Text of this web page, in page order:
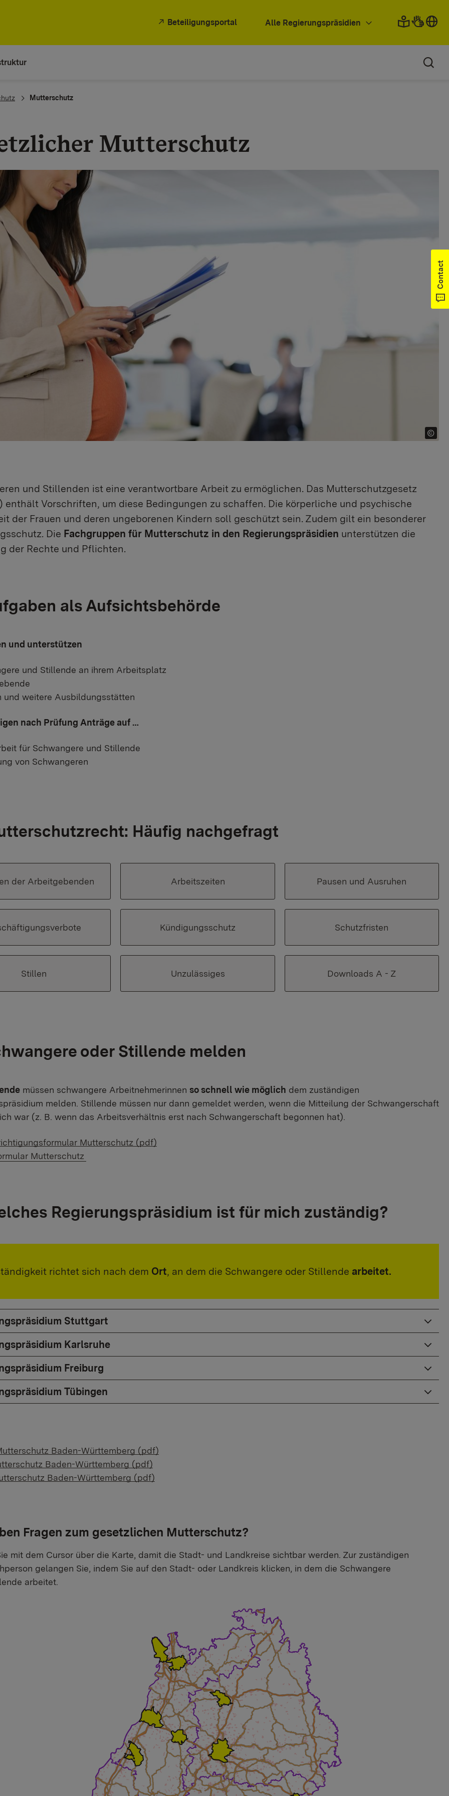
Beteiligungsportal Alle Regierungspräsidien
Mutterschutz
Mutterschutz
und Stillenden ist eine verantwortbare Arbeit zu ermöglichen. Das Mutterschutzgesetz
enthält Vorschriften, um diese Bedingungen zu schaffen. Die körperliche und psychische
der Frauen und deren ungeborenen Kindern soll geschützt sein. Zudem gilt ein besonderer
Die Fachgruppen für Mutterschutz in den Regierungspräsidien unterstützen die
der Rechte und Pflichten.
als Aufsichtsbehörde
und unterstützen
und Stillende an ihrem Arbeitsplatz
und weitere Ausbildungsstätten
nach Prüfung Anträge auf …
für Schwangere und Stillende
von Schwangeren
Häufig nachgefragt
der Arbeitgebenden Arbeitszeiten Pausen und Ausruhen
Kündigungsschutz Schutzfristen
Stillen Unzulässiges Downloads A - Z
oder Stillende melden
müssen schwangere Arbeitnehmerinnen so schnell wie möglich dem zuständigen
melden. Stillende müssen nur dann gemeldet werden, wenn die Mitteilung der Schwangerschaft
war (z. B. wenn das Arbeitsverhältnis erst nach Schwangerschaft begonnen hat).
Mutterschutz (pdf)
Link:
Mutterschutz
Regierungspräsidium ist für mich zuständig?
richtet sich nach dem Ort, an dem die Schwangere oder Stillende arbeitet.
Stuttgart
Karlsruhe
Freiburg
Tübingen
Baden-Württemberg (pdf)
Baden-Württemberg (pdf)
Baden-Württemberg (pdf)
Fragen zum gesetzlichen Mutterschutz?
mit dem Cursor über die Karte, damit die Stadt- und Landkreise sichtbar werden. Zur zuständigen
gelangen Sie, indem Sie auf den Stadt- oder Landkreis klicken, in dem die Schwangere
arbeitet.
Contact